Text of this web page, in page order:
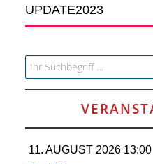
SPORT
UND
FREIZEIT
DER
UPDATE2023
Search for:
11. AUGUST 2026 13:00